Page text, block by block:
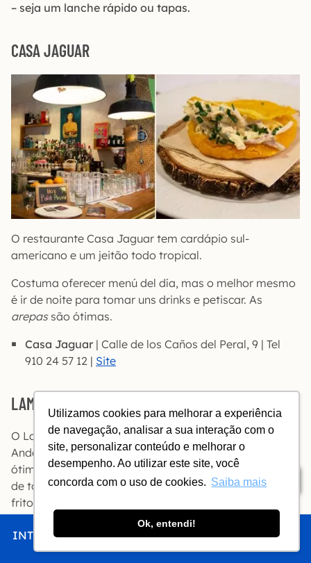
Utilizamos cookies para melhorar a experiência
de navegação, analisar a sua interação com o
site, personalizar conteúdo e melhorar o
desempenho. Ao utilizar este site, você
concorda com o uso de cookies. Saiba mais
Ok, entendi!
INTRO CHEGAR FICAR COMER FAZER
Índice
– seja um lanche rápido ou tapas.
CASA JAGUAR
O restaurante Casa Jaguar tem cardápio sul-
americano e um jeitão todo tropical.
Costuma oferecer menú del día, mas o melhor mesmo
é ir de noite para tomar uns drinks e petiscar. As
arepassão ótimas.
Casa Jaguar | Calle de los Caños del Peral, 9 | Tel
910 24 57 12 | Site
LAMBUZO
O Lambuzo é um bar de tapas com comidas típicas da
Andaluzia. Despretensioso, tem vinhos e petiscos a
ótimo preço. Prove osalmorejo, sopa fria feita à base
de tomates e pão. Depois, caia dentro dos pescados
fritos, como o
Lambuzo
| Calle de las Conchas, 9 | Tel 911 43 48 62 |
Site